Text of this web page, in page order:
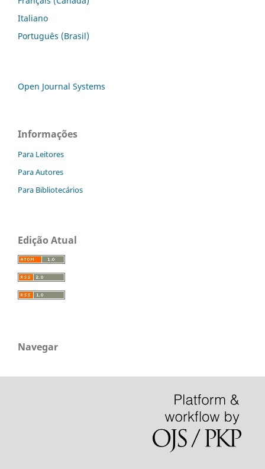
Italiano
Português (Brasil)
Open Journal Systems
Informações
Para Leitores
Para Autores
Para Bibliotecários
Edição Atual
Navegar